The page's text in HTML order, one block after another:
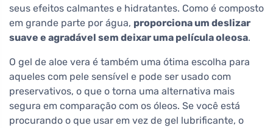
seus efeitos calmantes e hidratantes. Como é composto
em grande parte por água, proporciona um deslizar
suave e agradável sem deixar uma película oleosa.
O gel de aloe vera é também uma ótima escolha para
aqueles com pele sensível e pode ser usado com
preservativos, o que o torna uma alternativa mais
segura em comparação com os óleos. Se você está
procurando o que usar em vez de gel lubrificante, o